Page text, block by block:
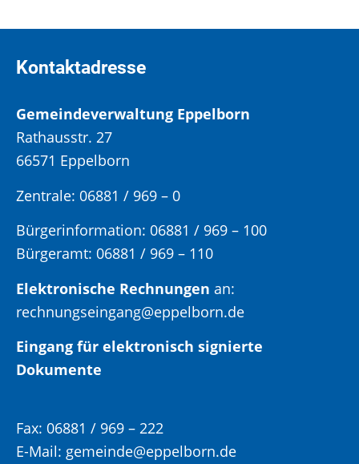
Kontaktadresse
Gemeindeverwaltung Eppelborn
Rathausstr. 27
66571 Eppelborn
Zentrale: 06881 / 969 – 0
Bürgerinformation: 06881 / 969 – 100
Bürgeramt: 06881 / 969 – 110
Elektronische Rechnungen an:
rechnungseingang@eppelborn.de
Eingang für elektronisch signierte
Dokumente
Fax: 06881 / 969 – 222
E-Mail: gemeinde@eppelborn.de